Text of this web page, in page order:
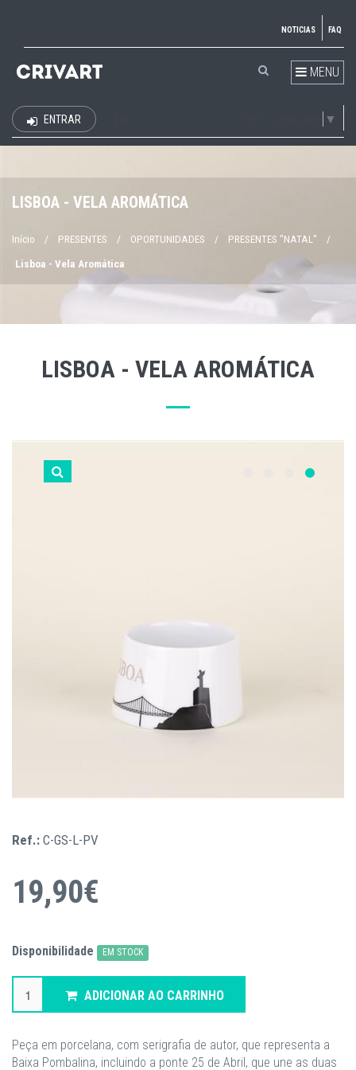
NOTICIAS FAQ
MENU
▼
ENTRAR
LISBOA - VELA AROMÁTICA
Início / PRESENTES / OPORTUNIDADES / PRESENTES "NATAL" /
Lisboa - Vela Aromática
LISBOA - VELA AROMÁTICA
Ref.: C-GS-L-PV
19,90€
Disponibilidade EM STOCK
ADICIONAR AO CARRINHO
Peça em porcelana, com serigrafia de autor, que representa a
Baixa Pombalina, incluindo a ponte 25 de Abril, que une as duas